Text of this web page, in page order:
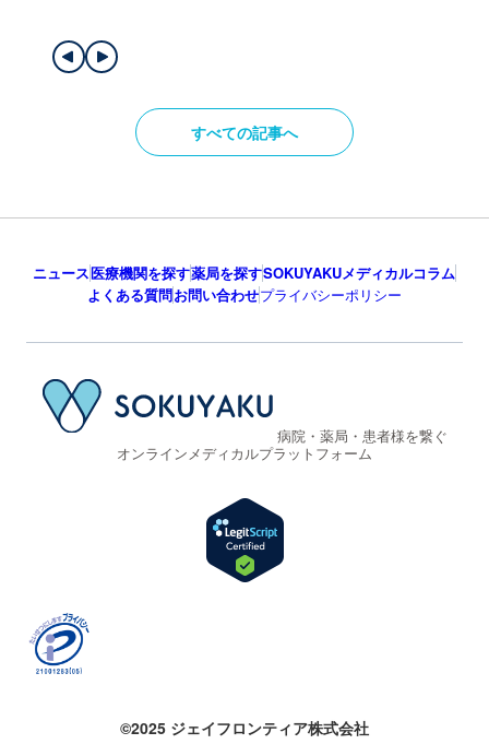
すべての記事へ
ニュース医療機関を探す薬局を探すSOKUYAKUメディカルコラム
よくある質問お問い合わせプライバシーポリシー
病院・薬局・患者様を繋ぐ
オンラインメディカルプラットフォーム
©2025 ジェイフロンティア株式会社